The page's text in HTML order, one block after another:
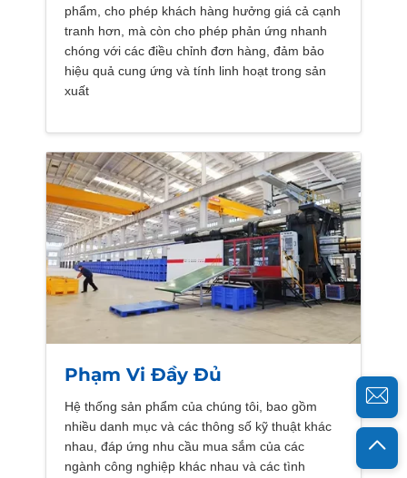
phẩm, cho phép khách hàng hưởng giá cả cạnh
tranh hơn, mà còn cho phép phản ứng nhanh
chóng với các điều chỉnh đơn hàng, đảm bảo
hiệu quả cung ứng và tính linh hoạt trong sản
xuất
Phạm Vi Đầy Đủ
Hệ thống sản phẩm của chúng tôi, bao gồm
nhiều danh mục và các thông số kỹ thuật khác
nhau, đáp ứng nhu cầu mua sắm của các
ngành công nghiệp khác nhau và các tình